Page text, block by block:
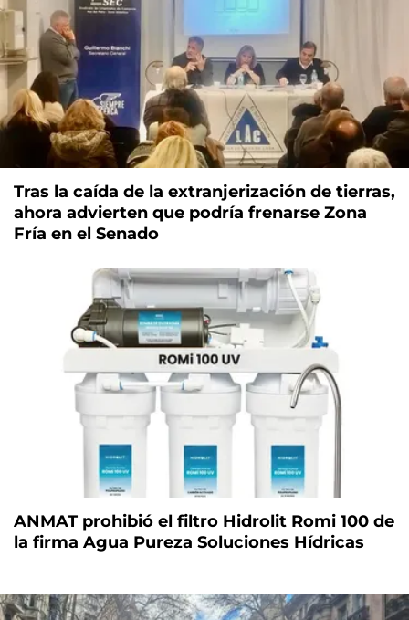
Tras la caída de la extranjerización de tierras,
ahora advierten que podría frenarse Zona
Fría en el Senado
ANMAT prohibió el filtro Hidrolit Romi 100 de
la firma Agua Pureza Soluciones Hídricas